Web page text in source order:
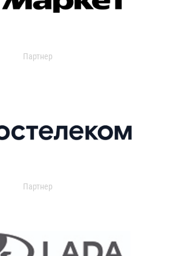
Партнер
Партнер